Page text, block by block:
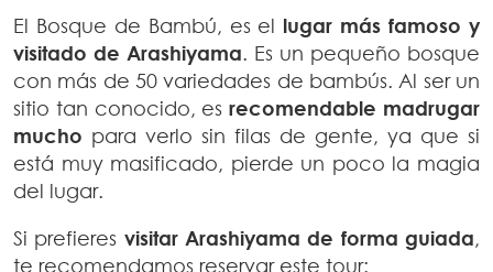
El Bosque de Bambú, es el lugar más famoso y
visitado de Arashiyama. Es un pequeño bosque
con más de 50 variedades de bambús. Al ser un
sitio tan conocido, esrecomendable madrugar
mucho para verlo sin filas de gente, ya que si
está muy masificado, pierde un poco la magia
del lugar.
Si prefieres visitar Arashiyama de forma guiada,
te recomendamos reservar este tour: